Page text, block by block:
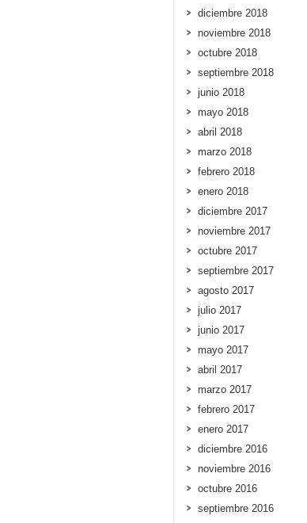
diciembre 2018
noviembre 2018
octubre 2018
septiembre 2018
junio 2018
mayo 2018
abril 2018
marzo 2018
febrero 2018
enero 2018
diciembre 2017
noviembre 2017
octubre 2017
septiembre 2017
agosto 2017
julio 2017
junio 2017
mayo 2017
abril 2017
marzo 2017
febrero 2017
enero 2017
diciembre 2016
noviembre 2016
octubre 2016
septiembre 2016